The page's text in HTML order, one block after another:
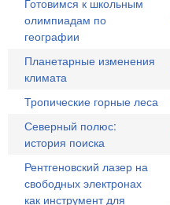
Готовимся к школьным
олимпиадам по
географии
Планетарные изменения
климата
Тропические горные леса
Северный полюс:
история поиска
Рентгеновский лазер на
свободных электронах
как инструмент для